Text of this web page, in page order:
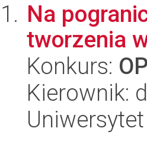
Na
tworzenia
Konkurs:
Kierownik: